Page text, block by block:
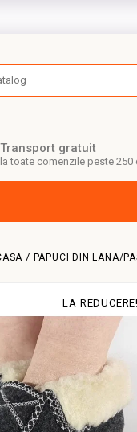
Transport gratuit
la toate comenzile peste 250
PAPUCI DIN LANA/
LA REDUCERE!